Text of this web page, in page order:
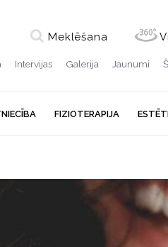
Meklēšana
Intervijas Galerija Jaunumi
FIZIOTERAPIJA